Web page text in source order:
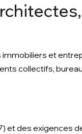
et
collectifs,
et des exigences